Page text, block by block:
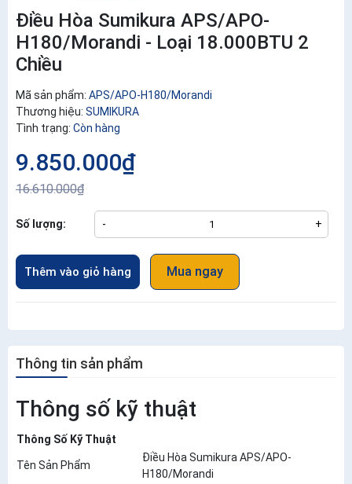
Điều Hòa Sumikura APS/APO-
H180/Morandi - Loại 18.000BTU 2
Chiều
Mã sản phẩm: APS/APO-H180/Morandi
Thương hiệu: SUMIKURA
Tình trạng: Còn hàng
9.850.000₫
16.610.000₫
Số lượng: - +
Thêm vào giỏ hàng Mua ngay
Thông tin sản phẩm
Thông số kỹ thuật
Thông Số Kỹ Thuật
Tên Sản Phẩm
Điều Hòa Sumikura APS/APO-
H180/Morandi